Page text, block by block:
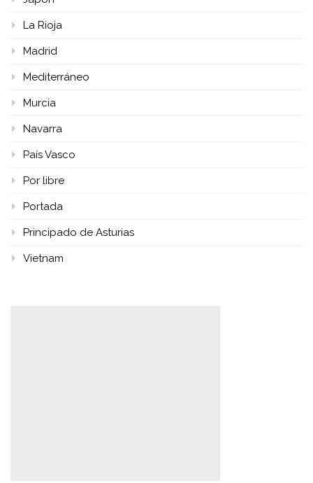
La Rioja
Madrid
Mediterráneo
Murcia
Navarra
País Vasco
Por libre
Portada
Principado de Asturias
Vietnam